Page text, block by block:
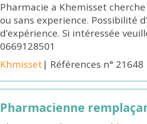
Pharmacie a Khemisset
ou sans experience. Possibilité
d’expérience. Si intéressée
0669128501
Khmisset | Références n° 21648
Pharmacienne